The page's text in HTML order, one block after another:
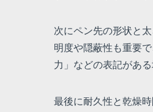
次にペン先の形状と
明度や隠蔽性も重要
力」などの表記があ
最後に耐久性と乾燥